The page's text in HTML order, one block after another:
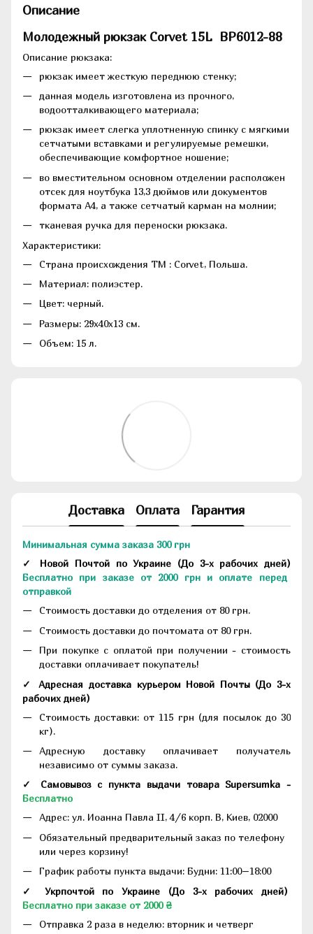
Описание
Молодежный рюкзак Corvet 15L BP6012-88
Описание рюкзака:
рюкзак имеет жесткую переднюю стенку;
данная модель изготовлена из прочного,
водоотталкивающего материала;
рюкзак имеет слегка уплотненную спинку с мягкими
сетчатыми вставками и регулируемые ремешки,
обеспечивающие комфортное ношение;
во вместительном основном отделении расположен
отсек для ноутбука 13,3 дюймов или документов
формата А4, а также сетчатый карман на молнии;
тканевая ручка для переноски рюкзака.
Характеристики:
Страна происхождения ТМ : Corvet, Польша.
Материал: полиэстер.
Цвет: черный.
Размеры: 29х40х13 см.
Объем: 15 л.
Доставка Оплата Гарантия
Минимальная сумма заказа 300 грн
✓ Новой Почтой по Украине (До 3-х рабочих дней)
Бесплатно при заказе от 2000 грн и оплате перед
отправкой
Стоимость доставки до отделения от 80 грн.
Стоимость доставки до почтомата от 80 грн.
При покупке с оплатой при получении - стоимость
доставки оплачивает покупатель!
✓ Адресная доставка курьером Новой Почты (До 3-х
рабочих дней)
Стоимость доставки: от 115 грн (для посылок до 30
кг).
Адресную доставку оплачивает получатель
независимо от суммы заказа.
✓ Самовывоз с пункта выдачи товара Supersumka -
Бесплатно
Адрес: ул. Иоанна Павла II, 4/6 корп. В, Киев, 02000
Обязательный предварительный заказ по телефону
или через корзину!
График работы пункта выдачи: Будни: 11:00–18:00
✓ Укрпочтой по Украине (До 3-х рабочих дней)
Бесплатно при заказе от 2000 ₴
Отправка 2 раза в неделю: вторник и четверг